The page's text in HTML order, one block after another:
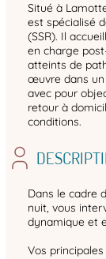
Situé à
est spécialisé
(SSR). Il
en charge
atteints de
œuvre dans un
avec pour
retour à
conditions.
Dans le cadre
nuit, vous
dynamique et
Vos